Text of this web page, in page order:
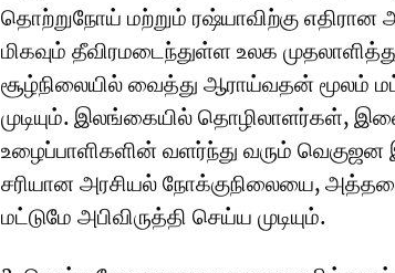
தொற்றுநோய் மற்றும் ரஷ்யாவிற்கு எதிரான
மிகவும் தீவிரமடைந்துள்ள உலக
சூழ்நிலையில் வைத்து ஆராய்வதன் மூலம்
முடியும். இலங்கையில் தொழிலாளர்கள்,
உழைப்பாளிகளின் வளர்ந்து வரும்
சரியான அரசியல் நோக்குநிலையை,
மட்டுமே அபிவிருத்தி செய்ய முடியும்.